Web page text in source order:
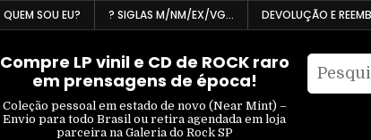
QUEM SOU EU? ? SIGLAS M/NM/EX/VG… DEVOLUÇÃO E
Compre LP vinil e CD de ROCK raro
em prensagens de época!
Coleção pessoal em estado de novo (Near Mint) –
Envio para todo Brasil ou retira agendada em loja
parceira na Galeria do Rock SP
Pesquisar
Filtrar